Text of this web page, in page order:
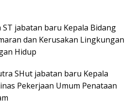
ST jabatan baru Kepala Bidang
dan Kerusakan Lingkungan
Hidup
SHut jabatan baru Kepala
Pekerjaan Umum Penataan